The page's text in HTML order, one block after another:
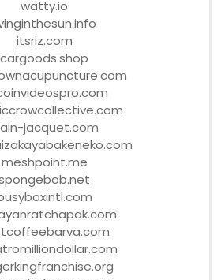
watty.io
itsriz.com
cargoods.shop
jacquet.com
meshpoint.me